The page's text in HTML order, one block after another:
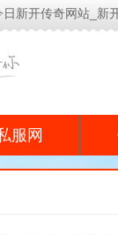
新开传奇网站_新
服网